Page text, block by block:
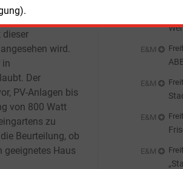
aber dazu
dieser
wird.
in
Der
PV-Anlagen bis
von 800 Watt
zu
Beurteilung, ob
geeignetes Haus
E&M
E&M
E&M
E&M